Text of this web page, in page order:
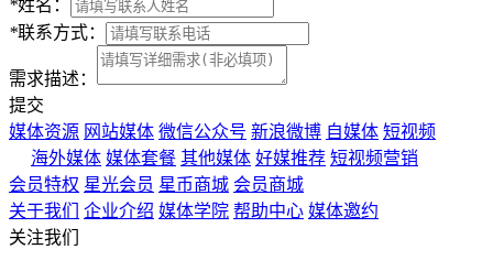
*姓名：
*联系方式：
需求描述：
提交
媒体资源 网站媒体 微信公众号 新浪微博 自媒体 短视频
海外媒体 媒体套餐 其他媒体 好媒推荐 短视频营销
会员特权 星光会员 星币商城 会员商城
关于我们
企业介绍 媒体学院 帮助中心 媒体邀约
关注我们